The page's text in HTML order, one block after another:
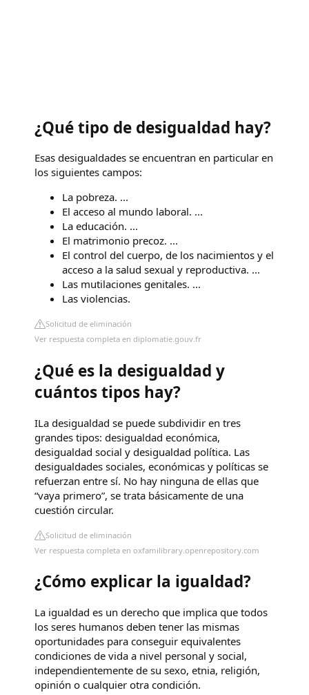
¿Qué tipo de desigualdad hay?
Esas desigualdades se encuentran en particular en
los siguientes campos:
La pobreza. ...
El acceso al mundo laboral. ...
La educación. ...
El matrimonio precoz. ...
El control del cuerpo, de los nacimientos y el
acceso a la salud sexual y reproductiva. ...
Las mutilaciones genitales. ...
Las violencias.
Solicitud de eliminación
Ver respuesta completa en diplomatie.gouv.fr
¿Qué es la desigualdad y
cuántos tipos hay?
ILa desigualdad se puede subdividir en tres
grandes tipos: desigualdad económica,
desigualdad social y desigualdad política. Las
desigualdades sociales, económicas y políticas se
refuerzan entre sí. No hay ninguna de ellas que
“vaya primero”, se trata básicamente de una
cuestión circular.
Solicitud de eliminación
Ver respuesta completa en oxfamilibrary.openrepository.com
¿Cómo explicar la igualdad?
La igualdad es un derecho que implica que todos
los seres humanos deben tener las mismas
oportunidades para conseguir equivalentes
condiciones de vida a nivel personal y social,
independientemente de su sexo, etnia, religión,
opinión o cualquier otra condición.